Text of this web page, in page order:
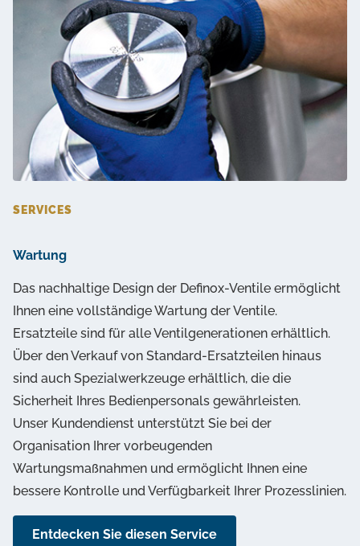
SERVICES
Wartung
Das nachhaltige Design der Definox-Ventile ermöglicht
Ihnen eine vollständige Wartung der Ventile.
Ersatzteile sind für alle Ventilgenerationen erhältlich.
Über den Verkauf von Standard-Ersatzteilen hinaus
sind auch Spezialwerkzeuge erhältlich, die die
Sicherheit Ihres Bedienpersonals gewährleisten.
Unser Kundendienst unterstützt Sie bei der
Organisation Ihrer vorbeugenden
Wartungsmaßnahmen und ermöglicht Ihnen eine
bessere Kontrolle und Verfügbarkeit Ihrer Prozesslinien.
Entdecken Sie diesen Service